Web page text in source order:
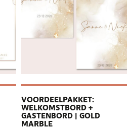
VOORDEELPAKKET:
WELKOMSTBORD +
GASTENBORD | GOLD
MARBLE